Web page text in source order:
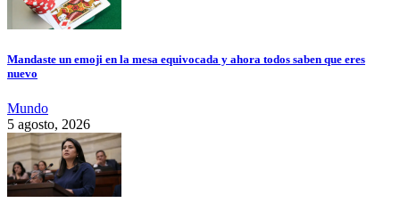
Mandaste un emoji en la mesa equivocada y ahora todos saben que eres
nuevo
Mundo
5 agosto, 2026